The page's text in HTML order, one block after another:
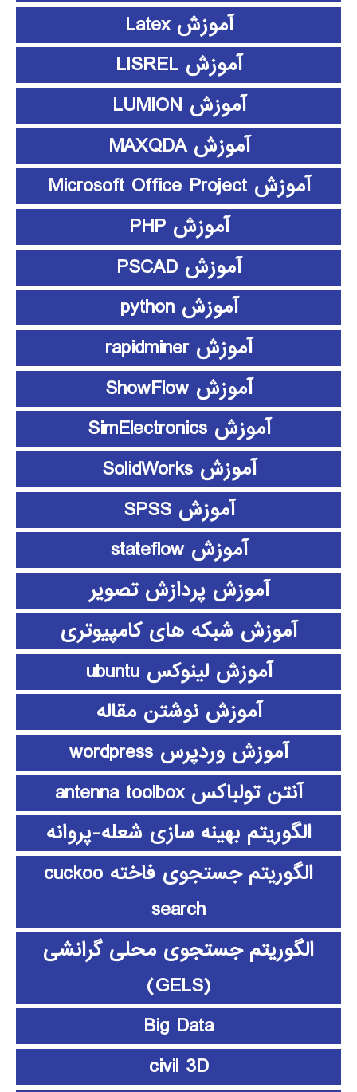
آموزش Latex
آموزش LISREL
آموزش LUMION
آموزش MAXQDA
آموزش Microsoft Office Project
آموزش PHP
آموزش PSCAD
آموزش python
آموزش rapidminer
آموزش ShowFlow
آموزش SimElectronics
آموزش SolidWorks
آموزش SPSS
آموزش stateflow
آموزش پردازش تصویر
آموزش شبکه های کامپیوتری
آموزش لینوکس ubuntu
آموزش نوشتن مقاله
آموزش وردپرس wordpress
آنتن تولباکس antenna toolbox
الگوریتم بهینه سازی شعله-پروانه
الگوریتم جستجوی فاخته cuckoo
search
الگوریتم جستجوی محلی گرانشی
(GELS)
Big Data
civil 3D